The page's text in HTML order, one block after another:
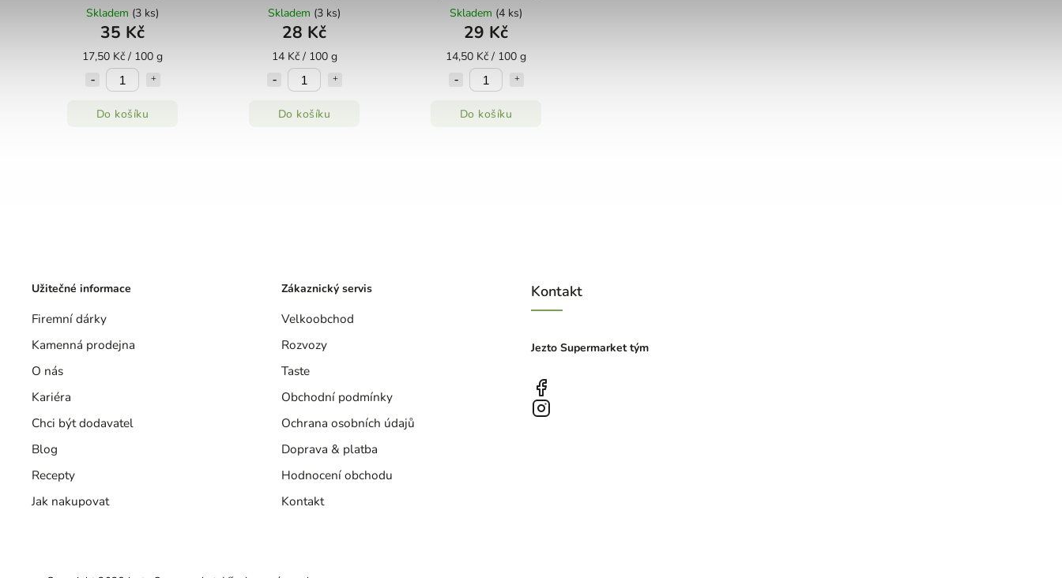
Skladem (3 ks)
35 Kč
17,50 Kč / 100 g
Do košíku
Skladem (3 ks)
28 Kč
14 Kč / 100 g
Do košíku
Skladem (4 ks)
29 Kč
14,50 Kč / 100 g
Do košíku
Užitečné informace
Firemní dárky
Kamenná prodejna
O nás
Kariéra
Chci být dodavatel
Blog
Recepty
Jak nakupovat
Zákaznický servis
Velkoobchod
Rozvozy
Taste
Obchodní podmínky
Ochrana osobních údajů
Doprava & platba
Hodnocení obchodu
Kontakt
Kontakt
Jezto Supermarket tým